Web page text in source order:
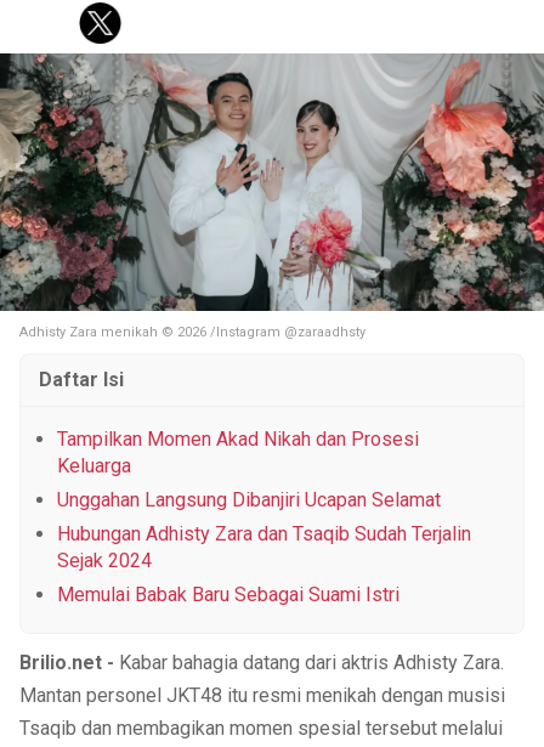
FASHION PERSONAL FINANCE
PESTA BOLA
Tentang Brilio Iklan
Kode Etik
Kontak
Privasi Karir Site Map
© 2026 Brilio.net KLY KapanLagi Youniverse All Right Reserved
Adhisty Zara menikah © 2026 /Instagram @zaraadhsty
Daftar Isi
Tampilkan Momen Akad Nikah dan Prosesi
Keluarga
Unggahan Langsung Dibanjiri Ucapan Selamat
Hubungan Adhisty Zara dan Tsaqib Sudah Terjalin
Sejak 2024
Memulai Babak Baru Sebagai Suami Istri
Brilio.net - Kabar bahagia datang dari aktris Adhisty Zara.
Mantan personel JKT48 itu resmi menikah dengan musisi
Tsaqib dan membagikan momen spesial tersebut melalui